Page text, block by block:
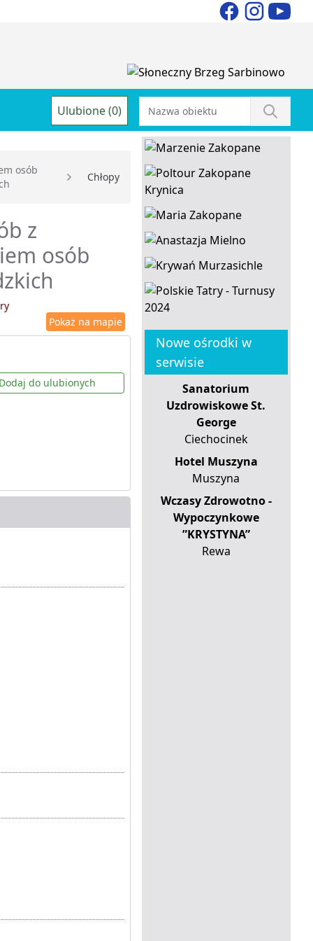
Ulubione (0)
osób
Chłopy
z
osób
Pokaż na mapie
do ulubionych
Nowe ośrodki w
serwisie
Sanatorium
Uzdrowiskowe St.
George
Ciechocinek
Hotel Muszyna
Muszyna
Wczasy Zdrowotno -
Wypoczynkowe
”KRYSTYNA”
Rewa